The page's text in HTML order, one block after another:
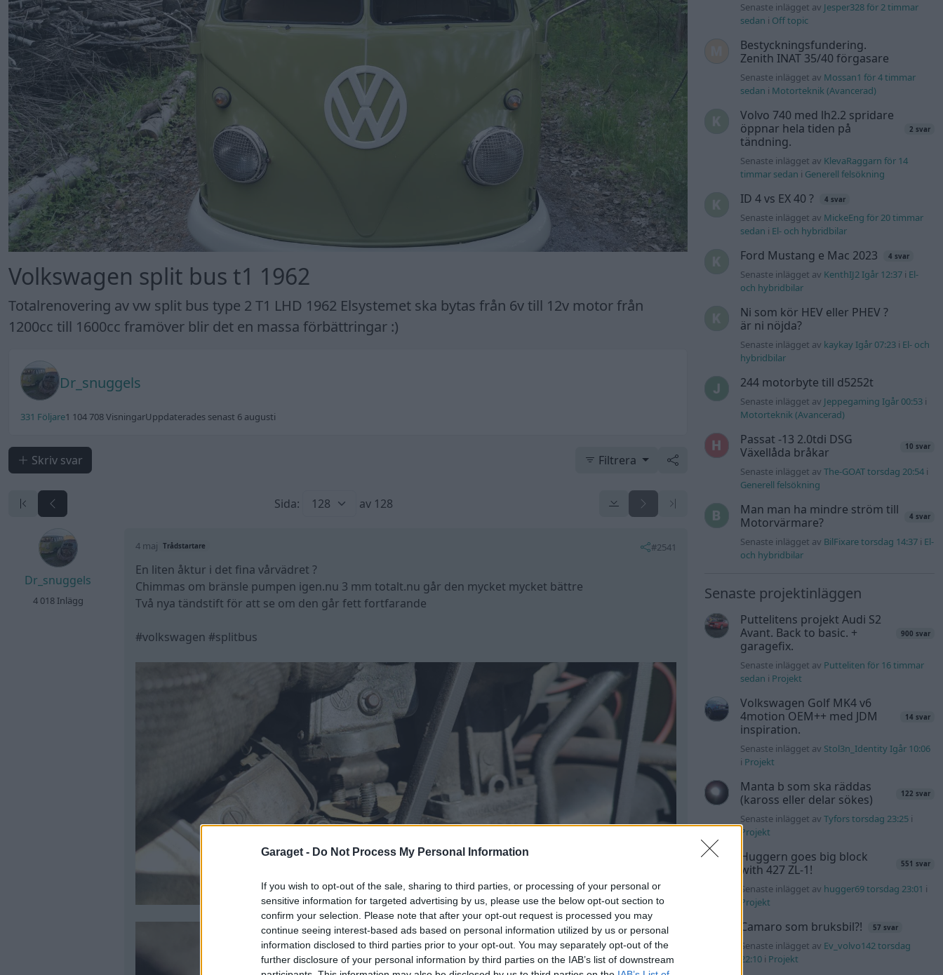
Garaget - Do Not Process My Personal Information
If you wish to opt-out of the sale, sharing to third parties, or processing of your personal or
sensitive information for targeted advertising by us, please use the below opt-out section to
confirm your selection. Please note that after your opt-out request is processed you may
continue seeing interest-based ads based on personal information utilized by us or personal
information disclosed to third parties prior to your opt-out. You may separately opt-out of the
further disclosure of your personal information by third parties on the IAB’s list of downstream
Volkswagen split bus t1 1962
Totalrenovering av vw split bus type 2 T1 LHD 1962 Elsystemet ska bytas från 6v till 12v motor från
1200cc till 1600cc framöver blir det en massa förbättringar :)
Dr_snuggels
331 Följare1 104 708 VisningarUppdaterades senast 6 augusti
Skriv svar Filtrera
Sida: av 128
Dr_snuggels
4 018 Inlägg
4 maj Trådstartare #2541
En liten åktur i det fina vårvädret ?
Chimmas om bränsle pumpen igen.nu 3 mm totalt.nu går den mycket mycket bättre
Två nya tändstift för att se om den går fett fortfarande
#volkswagen #splitbus
Senaste inlägget av Jesper328 för 2 timmar
sedan i Off topic
Bestyckningsfundering.
Zenith INAT 35/40 förgasare
Senaste inlägget av Mossan1 för 4 timmar
sedan i Motorteknik (Avancerad)
Volvo 740 med lh2.2 spridare
öppnar hela tiden på
tändning.
2 svar
Senaste inlägget av KlevaRaggarn för 14
timmar sedan i Generell felsökning
ID 4 vs EX 40 ? 4 svar
Senaste inlägget av MickeEng för 20 timmar
sedan i El- och hybridbilar
Ford Mustang e Mac 2023 4 svar
Senaste inlägget av KenthIJ2 Igår 12:37 i El-
och hybridbilar
Ni som kör HEV eller PHEV ?
är ni nöjda?
Senaste inlägget av kaykay Igår 07:23 i El- och
hybridbilar
244 motorbyte till d5252t
Senaste inlägget av Jeppegaming Igår 00:53 i
Motorteknik (Avancerad)
Passat -13 2.0tdi DSG
Växellåda bråkar
10 svar
Senaste inlägget avThe-GOAT torsdag 20:54 i
Generell felsökning
Man man ha mindre ström till
Motorvärmare?
4 svar
Senaste inlägget av BilFixare torsdag 14:37 i El-
och hybridbilar
Senaste projektinläggen
Puttelitens projekt Audi S2
Avant. Back to basic. +
garagefix.
900 svar
Senaste inlägget av Putteliten för 16 timmar
sedan i Projekt
Volkswagen Golf MK4 v6
4motion OEM++ med JDM
inspiration.
14 svar
Senaste inlägget av Stol3n_Identity Igår 10:06
i Projekt
Manta b som ska räddas
(kaross eller delar sökes)
122 svar
Senaste inlägget avTyfors torsdag 23:25 i
Projekt
Huggern goes big block
with 427 ZL-1!
551 svar
Senaste inlägget av hugger69 torsdag 23:01 i
Projekt
Camaro som bruksbil?! 57 svar
Senaste inlägget av Ev_volvo142 torsdag
22:10 i Projekt